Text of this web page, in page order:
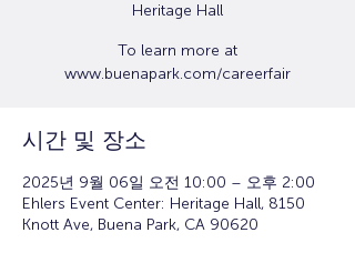
Heritage Hall
To learn more at
www.buenapark.com/careerfair
시간 및 장소
2025년 9월 06일 오전 10:00 – 오후 2:00
Ehlers Event Center: Heritage Hall, 8150
Knott Ave, Buena Park, CA 90620